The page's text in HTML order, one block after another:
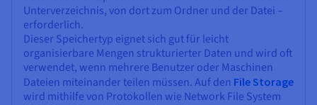
Unterverzeichnis, von dort zum Ordner und der Datei –
erforderlich.
Dieser Speichertyp eignet sich gut für leicht
organisierbare Mengen strukturierter Daten und wird oft
verwendet, wenn mehrere Benutzer oder Maschinen
Dateien miteinander teilen müssen. Auf den File Storage
wird mithilfe von Protokollen wie Network File System